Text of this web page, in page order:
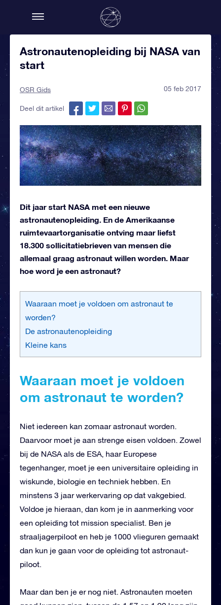
Astronautenopleiding bij NASA van
start
OSR Gids 05 feb 2017
Deel dit artikel
Dit jaar start NASA met een nieuwe
astronautenopleiding. En de Amerikaanse
ruimtevaartorganisatie ontving maar liefst
18.300 sollicitatiebrieven van mensen die
allemaal graag astronaut willen worden. Maar
hoe word je een astronaut?
Waaraan moet je voldoen om astronaut te
worden?
De astronautenopleiding
Kleine kans
Waaraan moet je voldoen
om astronaut te worden?
Niet iedereen kan zomaar astronaut worden.
Daarvoor moet je aan strenge eisen voldoen. Zowel
bij de NASA als de ESA, haar Europese
tegenhanger, moet je een universitaire opleiding in
wiskunde, biologie en techniek hebben. En
minstens 3 jaar werkervaring op dat vakgebied.
Voldoe je hieraan, dan kom je in aanmerking voor
een opleiding tot mission specialist. Ben je
straaljagerpiloot en heb je 1000 vlieguren gemaakt
dan kun je gaan voor de opleiding tot astronaut-
piloot.
Maar dan ben je er nog niet. Astronauten moeten